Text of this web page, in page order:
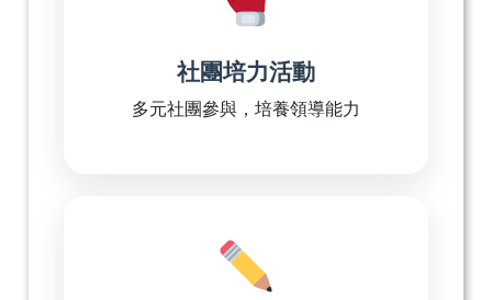
社團培力活動
多元社團參與，培養領導能力